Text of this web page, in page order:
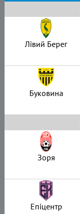
Лівий Берег
Буковина
Зоря
Епіцентр